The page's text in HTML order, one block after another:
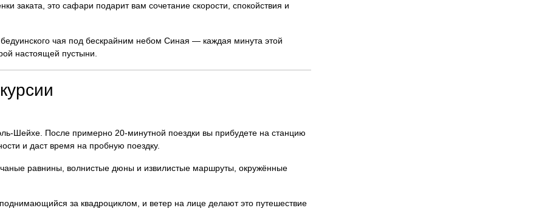
заката, это сафари подарит вам сочетание скорости, спокойствия и
чая под бескрайним небом Синая — каждая минута этой
настоящей пустыни.
Шейхе. После примерно 20-минутной поездки вы прибудете на станцию
и даст время на пробную поездку.
равнины, волнистые дюны и извилистые маршруты, окружённые
за квадроциклом, и ветер на лице делают это путешествие